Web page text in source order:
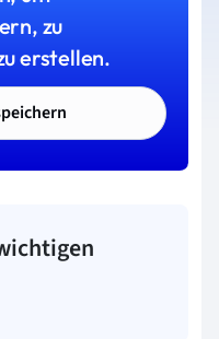
zu
erstellen.